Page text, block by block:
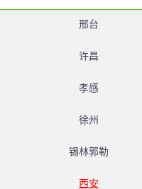
邢台
许昌
孝感
徐州
锡林郭勒
西安